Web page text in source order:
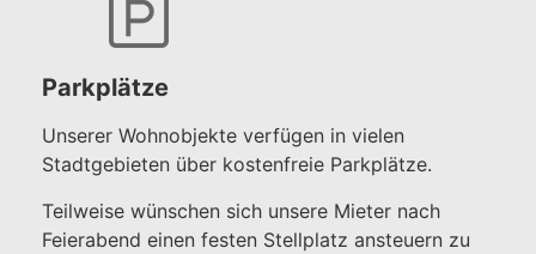
Parkplätze
Unserer Wohnobjekte verfügen in vielen
Stadtgebieten über kostenfreie Parkplätze.
Teilweise wünschen sich unsere Mieter nach
Feierabend einen festen Stellplatz ansteuern zu